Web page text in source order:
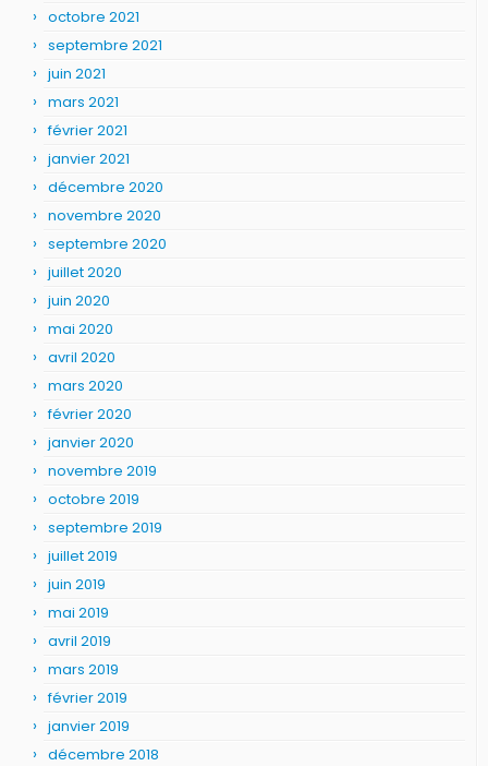
octobre 2021
septembre 2021
juin 2021
mars 2021
février 2021
janvier 2021
décembre 2020
novembre 2020
septembre 2020
juillet 2020
juin 2020
mai 2020
avril 2020
mars 2020
février 2020
janvier 2020
novembre 2019
octobre 2019
septembre 2019
juillet 2019
juin 2019
mai 2019
avril 2019
mars 2019
février 2019
janvier 2019
décembre 2018